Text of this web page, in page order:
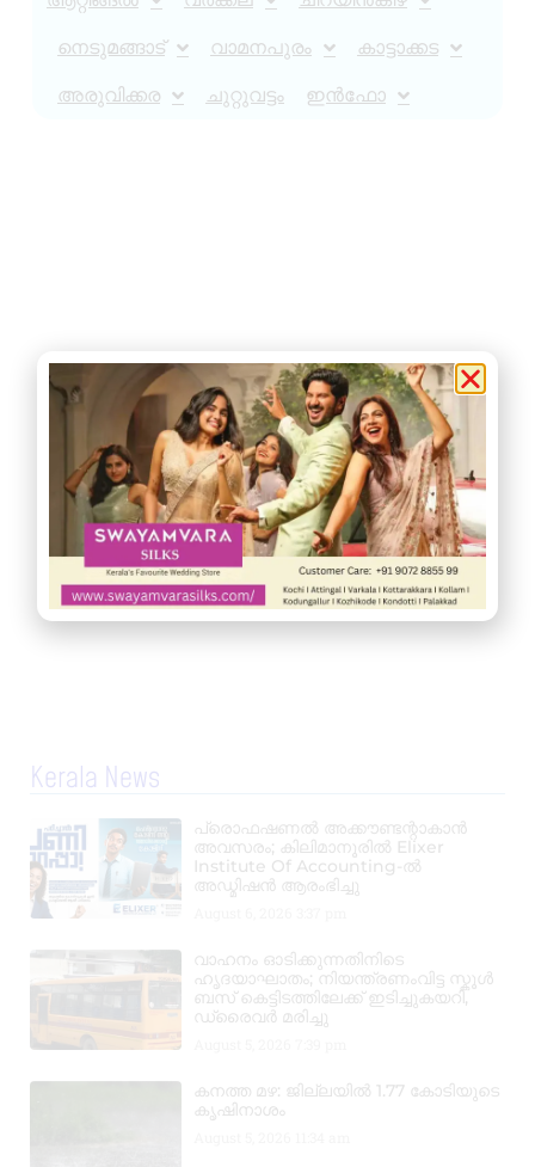
നെടുമങ്ങാട് വാമനപുരം കാട്ടാക്കട
അരുവിക്കര ചുറ്റുവട്ടം ഇൻഫോ
Kerala News
പ്രൊഫഷണൽ അക്കൗണ്ടന്റാകാൻ
അവസരം; കിലിമാനൂരിൽ Elixer
Institute Of Accounting-ൽ
അഡ്മിഷൻ ആരംഭിച്ചു
വാഹനം ഓടിക്കുന്നതിനിടെ
ഹൃദയാഘാതം; നിയന്ത്രണംവിട്ട സ്കൂൾ
ബസ് കെട്ടിടത്തിലേക്ക് ഇടിച്ചുകയറി,
ഡ്രൈവർ മരിച്ചു
കനത്ത മഴ: ജില്ലയിൽ 1.77 കോടിയുടെ
കൃഷിനാശം